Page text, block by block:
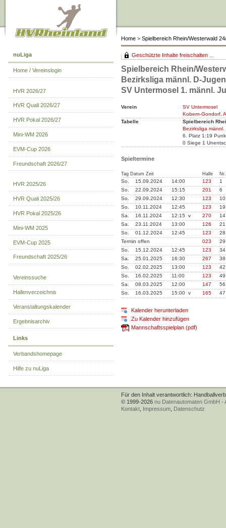
Home > Spielbereich Rhein/Westerwald
nuLiga
Home / Vereinslogin
HVR 2026/27
HVR Quali 2026/27
HVR Pokal 2026/27
Mini-WM 2026
EVM-Cup 2026
Freundschaft 2026/27
HVR 2025/26
HVR Quali 2025/26
HVR Pokal 2025/26
Mini-WM 2025
EVM-Cup 2025
Freundschaft 2025/26
Vereinssuche
Hallenverzeichnis
Veranstaltungskalender
Ergebnisarchiv
Links
Verbandshomepage
Hilfe zu nuLiga
Geschützte Inhalte freischalten ...
Spielbereich Rhein/
Bezirksliga männl. D-
SV Untermosel 1. männl.
Verein
SV Untermosel
Kobern-Gondorf,
Tabelle
Spielbereich
Bezirksliga
6. Platz 1:19
0 Siege 1
Spieltermine
Tag Datum Zeit Halle Nr.
So. 15.09.2024 14:00 123
1
So.
22.09.2024 15:15 201
6
So.
29.09.2024 12:30 123
10
So.
10.11.2024 12:45 123
19
Sa.
16.11.2024 12:15 v 270
14
Sa.
23.11.2024 13:00 126
21
So.
01.12.2024 12:45 123
28
Termin offen
023
29
So.
15.12.2024 12:45 123
34
Sa.
25.01.2025 16:30 267
38
So.
02.02.2025 13:00 123
42
So.
16.02.2025 11:00 123
49
Sa.
08.03.2025 12:00 147
56
So.
16.03.2025 15:00 v 165 47
Kalender herunterladen
Zu Kalender hinzufügen
Mannschaftsspielplan (pdf)
Für den Inhalt verantwortlich:
© 1999-2026 nu Datenautomaten GmbH -
Kontakt Impressum Datenschutz